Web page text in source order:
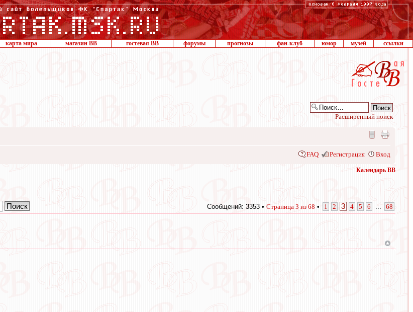
карта мира магазин ВВ гостевая ВВ форумы прогнозы фан-клуб юмор музей ссылки
Расширенный поиск
FAQ Регистрация Вход
Календарь ВВ
Сообщений: 3353 • Страница 3 из 68 • 1 2 3 4 5 6 68